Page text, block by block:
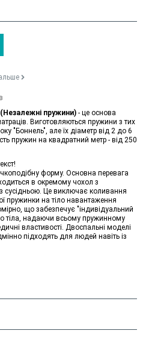
пружини) - це основа
Виготовляються пружини з тих
"Боннель", але їх діаметр від 2 до 6
пружин на квадратний метр - від 250
форму. Основна перевага
в окремому чохол з
сусідньою. Це виключає коливання
пружинки на тіло навантаження
що забезпечує "індивідуальний
тіла, надаючи всьому пружинному
властивості. Двоспальні моделі
підходять для людей навіть із